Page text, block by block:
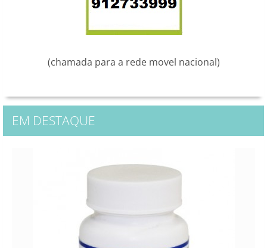
(chamada para a rede movel nacional)
EM DESTAQUE